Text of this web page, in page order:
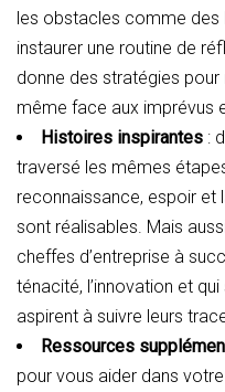
les obstacles comme des
instaurer une routine de
donne des stratégies
même face aux imprévus
Histoires inspirantes :
traversé les mêmes
reconnaissance, espoir et
sont réalisables. Mais
cheffes d’entreprise à
ténacité, l’innovation et
aspirent à suivre leurs
Ressources
pour vous aider dans